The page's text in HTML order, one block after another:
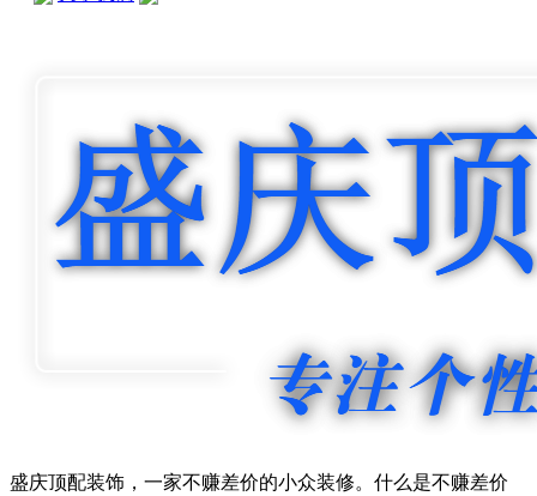
盛庆顶配装饰，一家不赚差价的小众装修。什么是不赚差价